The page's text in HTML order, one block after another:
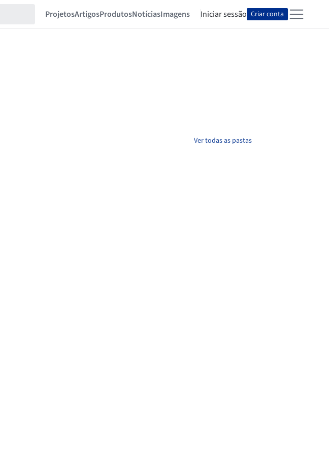
ProjetosArtigosProdutosNotíciasImagens Iniciar sessão Criar conta
Ver todas as pastas